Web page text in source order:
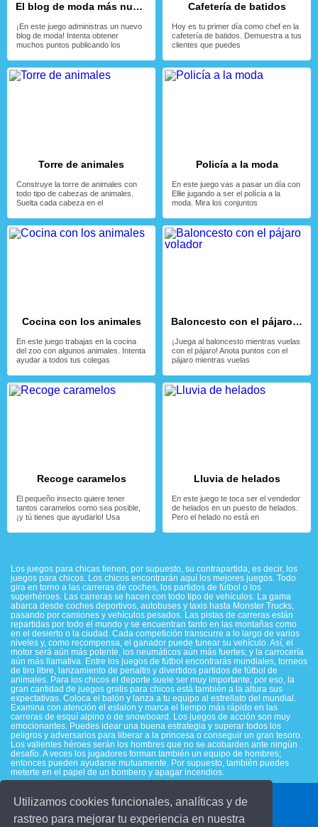
Utilizamos cookies funcionales, analíticas y de
rastreo para mejorar tu experiencia en nuestra
El blog de moda más nuevo
¡En este juego administras un nuevo
blog de moda! Intenta obtener
muchos puntos publicando los
Cafetería de batidos
Hoy es tu primer día como chef en la
cafetería de batidos. Demuestra a tus
clientes que puedes
Torre de animales
Construye la torre de animales con
todo tipo de cabezas de animales.
Suelta cada cabeza en el
Policía a la moda
En este juego vas a pasar un día con
Ellie jugando a ser el polícia a la
moda. Mira los conjuntos
Cocina con los animales
En este juego trabajas en la cocina
del zoo con algunos animales. Intenta
ayudar a todos tus colegas
Baloncesto con el pájaro volador
¡Juega al baloncesto mientras vuelas
con el pájaro! Anota puntos con el
pájaro mientras vuelas
Recoge caramelos
El pequeño insecto quiere tener
tantos caramelos como sea posible,
¡y tú tienes que ayudarlo! Usa
Lluvia de helados
En este juego te toca ser el vendedor
de helados en un puesto de helados.
Pero el helado no está en
Los juegos para chicas tienen, por supuesto, su contrapartida, es decir, los
juegos para chicos. Los chicos encontrarán aquí los mejores juegos. Todo
gira en torno a las carreras de coches, los partidos de fútbol o los
superhéroes. Las carreras se hacen con todo tipo de vehículos. La gama
abarca desde coches deportivos, autobuses y taxis hasta Monster Trucks,
pasando por camiones y vehículos pesados. Las pistas de carreras están
repartidas por todo el mundo y se encuentran tanto en las montañas como
en el desierto o la ciudad. Cada competición transcurre a lo largo de varios
niveles y, como recompensa, el ganador puede tunear su vehículo. Así, el
motor será aún más potente, los neumáticos aún más fuertes, y la carrocería
aún más llamativa. Entre los juegos de fútbol encontrarás mundiales, torneos
de tiro libre, lanzamiento de penaltis y divertidos partidos de fútbol de
animales. Para los chicos el deporte suele ser muy importante; por eso, la
gran cantidad de juegos gratis para chicos está también a la altura sus
expectativas. Coloca el balón y lanza a tu equipo al estrellato del mundial.
Examina con atención el eslalon y marca el tiempo más rápido en las
carreras de esquí alpino o de snowboard. Los juegos de acción son muy
emocionantes. Puedes idear una buena estrategia y superar todos los
peligros y adversarios para liberar a la princesa o conseguir un gran tesoro.
Los valientes héroes serán los hombres que no se acobarden ante ningún
desafío. A veces los jugadores forman también un equipo de hombres;
entonces pueden ayudarse mutuamente. Por supuesto, también puedes
meterte en el papel de un bombero y apagar incendios.
© 2016 juegosinfantiles.com